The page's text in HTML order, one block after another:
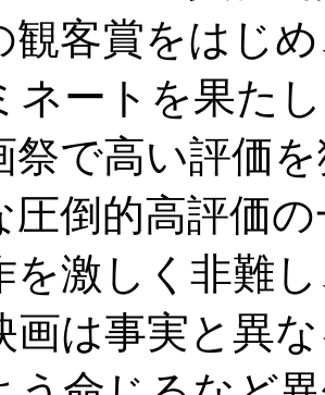
観客賞をはじ
ネートを果た
祭で高い評価
圧倒的高評価
を激しく非難
画は事実と異